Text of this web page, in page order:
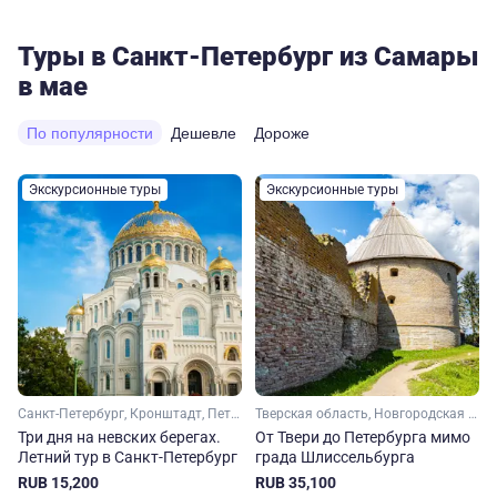
Туры в Санкт-Петербург из Самары
в мае
По популярности Дешевле Дороже
Экскурсионные туры
Санкт-Петербург, Кронштадт, Петергоф
Три дня на невских берегах.
Летний тур в Санкт-Петербург
RUB 15,200
Экскурсионные туры
Тверская область, Новгородская область, Ленинградская область, Серебряное кольцо
От Твери до Петербурга мимо
града Шлиссельбурга
RUB 35,100